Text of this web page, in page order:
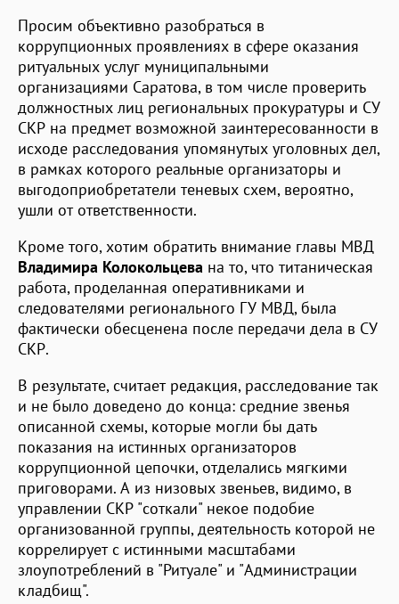
Просим объективно разобраться в
коррупционных проявлениях в сфере оказания
ритуальных услуг муниципальными
организациями Саратова, в том числе проверить
должностных лиц региональных прокуратуры и СУ
СКР на предмет возможной заинтересованности в
исходе расследования упомянутых уголовных дел,
в рамках которого реальные организаторы и
выгодоприобретатели теневых схем, вероятно,
ушли от ответственности.
Кроме того, хотим обратить внимание главы МВД
Владимира Колокольцева на то, что титаническая
работа, проделанная оперативниками и
следователями регионального ГУ МВД, была
фактически обесценена после передачи дела в СУ
СКР.
В результате, считает редакция, расследование так
и не было доведено до конца: средние звенья
описанной схемы, которые могли бы дать
показания на истинных организаторов
коррупционной цепочки, отделались мягкими
приговорами. А из низовых звеньев, видимо, в
управлении СКР "соткали" некое подобие
организованной группы, деятельность которой не
коррелирует с истинными масштабами
злоупотреблений в "Ритуале" и "Администрации
кладбищ".